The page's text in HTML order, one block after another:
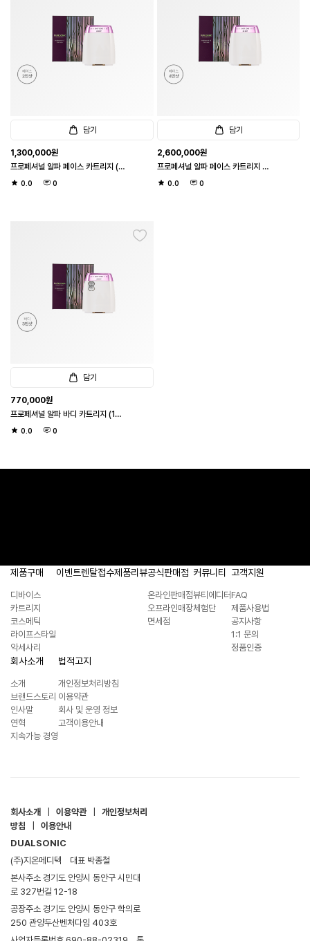
담기
0.0 0
프로페셔널 알파 페이스 카트리지 (1
샷 26도트 / 페이스 2만샷)
1,300,000원
담기
0.0 0
프로페셔널 알파 페이스 카트리지 두
배샷 (1샷 26도트 / 페이스 4만샷)
2,600,000원
담기
0.0 0
프로페셔널 알파 바디 카트리지 (1샷
26도트 / 바디 3만샷)
770,000원
제품구매
디바이스
카트리지
코스메틱
라이프스타일
악세사리
이벤트렌탈접수제품리뷰공식판매점
온라인판매점
오프라인매장
면세점
커뮤니티
뷰티에디터
체험단
고객지원
FAQ
제품사용법
공지사항
1:1 문의
정품인증
회사소개
소개
브랜드스토리
인사말
연혁
지속가능 경영
법적고지
개인정보처리방침
이용약관
회사 및 운영 정보
고객이용안내
회사소개 이용약관
개인정보처리
방침
이용안내
DUALSONIC
(주)지온메디텍
대표 박종철
본사주소 경기도 안양시 동안구 시민대
로 327번길 12-18
공장주소 경기도 안양시 동안구 학의로
250 관양두산벤처다임 403호